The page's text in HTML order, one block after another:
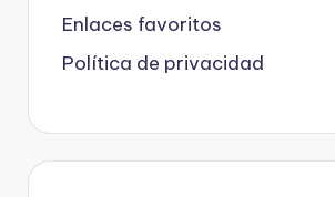
Enlaces favoritos
Política de privacidad